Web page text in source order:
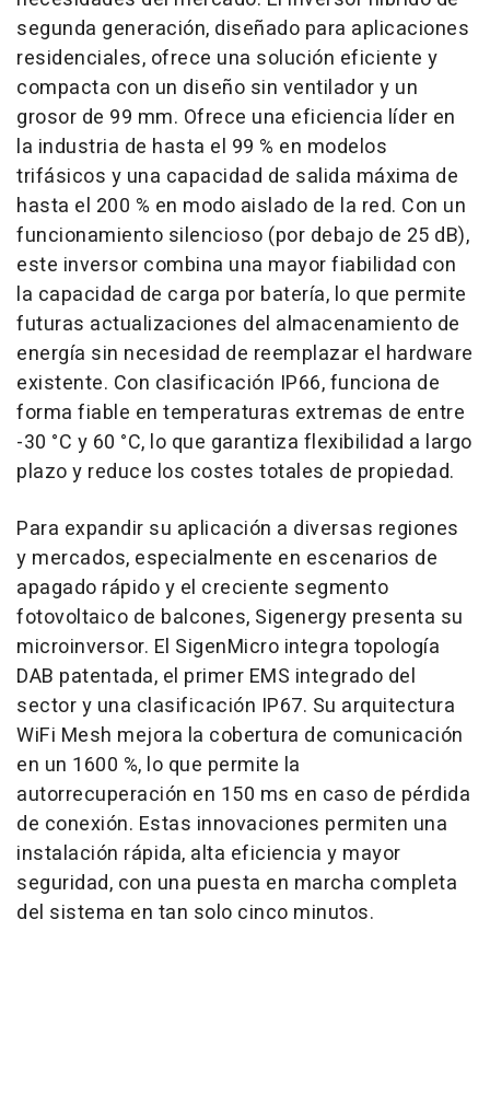
segunda generación, diseñado para aplicaciones
residenciales, ofrece una solución eficiente y
compacta con un diseño sin ventilador y un
grosor de 99 mm. Ofrece una eficiencia líder en
la industria de hasta el 99 % en modelos
trifásicos y una capacidad de salida máxima de
hasta el 200 % en modo aislado de la red. Con un
funcionamiento silencioso (por debajo de 25 dB),
este inversor combina una mayor fiabilidad con
la capacidad de carga por batería, lo que permite
futuras actualizaciones del almacenamiento de
energía sin necesidad de reemplazar el hardware
existente. Con clasificación IP66, funciona de
forma fiable en temperaturas extremas de entre
-30 °C y 60 °C, lo que garantiza flexibilidad a largo
plazo y reduce los costes totales de propiedad.
Para expandir su aplicación a diversas regiones
y mercados, especialmente en escenarios de
apagado rápido y el creciente segmento
fotovoltaico de balcones, Sigenergy presenta su
microinversor. El SigenMicro integra topología
DAB patentada, el primer EMS integrado del
sector y una clasificación IP67. Su arquitectura
WiFi Mesh mejora la cobertura de comunicación
en un 1600 %, lo que permite la
autorrecuperación en 150 ms en caso de pérdida
de conexión. Estas innovaciones permiten una
instalación rápida, alta eficiencia y mayor
seguridad, con una puesta en marcha completa
del sistema en tan solo cinco minutos.